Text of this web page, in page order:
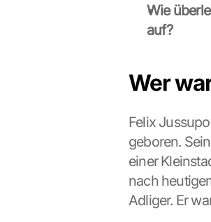
Wie
auf?
Wer
Felix
geboren.
einer
nach
Adliger. Er
L
o
a